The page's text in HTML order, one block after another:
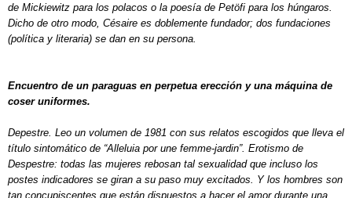
de Mickiewitz para los polacos o la poesía de Petöfi para los húngaros.
Dicho de otro modo, Césaire es doblemente fundador; dos fundaciones
(política y literaria) se dan en su persona.
Encuentro de un paraguas en perpetua erección y una máquina de
coser uniformes.
Depestre. Leo un volumen de 1981 con sus relatos escogidos que lleva el
título sintomático de “Alleluia por une femme-jardin”. Erotismo de
Despestre: todas las mujeres rebosan tal sexualidad que incluso los
postes indicadores se giran a su paso muy excitados. Y los hombres son
tan concupiscentes que están dispuestos a hacer el amor durante una